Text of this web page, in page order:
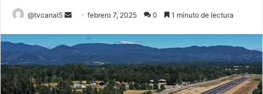
@tvcanal5
Send
email
febrero 7, 2025 0 1 minuto de lectura